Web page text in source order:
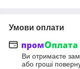
Умови оплати
Ви отримаєте
або гроші